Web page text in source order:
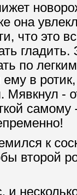
она
что это
по
в
Мявкнул -
к
второй
и